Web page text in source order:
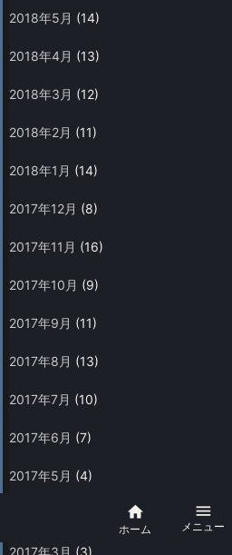
2018年5月 (14)
2018年4月 (13)
2018年3月 (12)
2018年2月 (11)
2018年1月 (14)
2017年12月 (8)
2017年11月 (16)
2017年10月 (9)
2017年9月 (11)
2017年8月 (13)
2017年7月 (10)
2017年6月 (7)
2017年5月 (4)
2017年3月 (3)

ホーム

メニュー